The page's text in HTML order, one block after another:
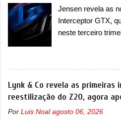
aconteceu no
sedã conta com
compactos, com
italiano tem grande
do Dune. Baseado
com uma
característico da
imagens, a marca
um carro muito
apenas sete
Jensen revela as
Interceptor GTX,
neste terceiro
International
apresentou uma
mostra como será
esportivo que
O granturismo
imagem de
Lynk & Co revela as primeiras
reestilização do Z20, agora
Por Luis Noal agosto 06, 2026